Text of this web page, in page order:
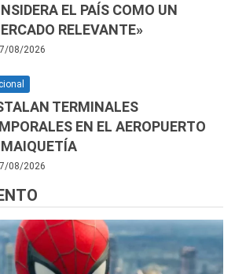
EL PAÍS COMO UN
RELEVANTE»
08/2026
TERMINALES
EN EL AEROPUERTO
MAIQUETÍA
08/2026